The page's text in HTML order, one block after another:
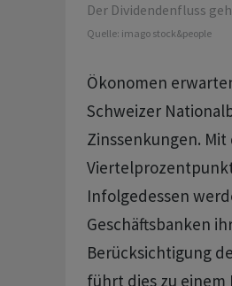
Der Dividendenfluss
Quelle: imago stock&people
Ökonomen
Schweizer
Zinssenkungen.
Infolgedessen
Geschäftsbanken
Berücksichtigung
führt dies zu einem